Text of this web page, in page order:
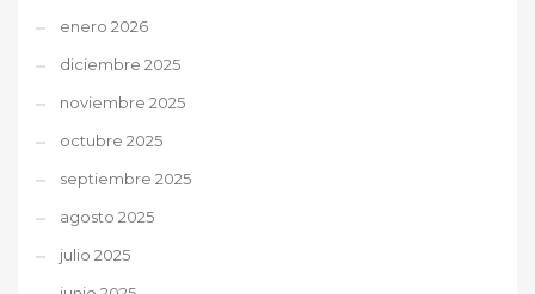
enero 2026
diciembre 2025
noviembre 2025
octubre 2025
septiembre 2025
agosto 2025
julio 2025